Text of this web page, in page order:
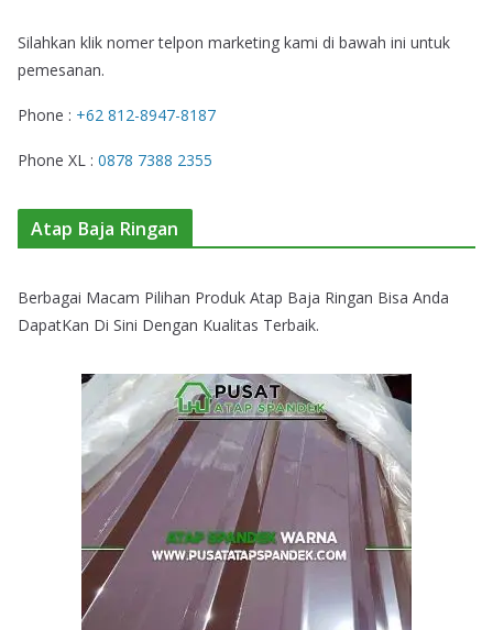
Silahkan klik nomer telpon marketing kami di bawah ini untuk
pemesanan.
Phone : +62 812-8947-8187
Phone XL : 0878 7388 2355
Atap Baja Ringan
Berbagai Macam Pilihan Produk Atap Baja Ringan Bisa Anda
DapatKan Di Sini Dengan Kualitas Terbaik.